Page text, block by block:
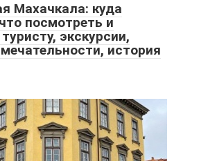
Махачкала: куда
посмотреть и
экскурсии,
история